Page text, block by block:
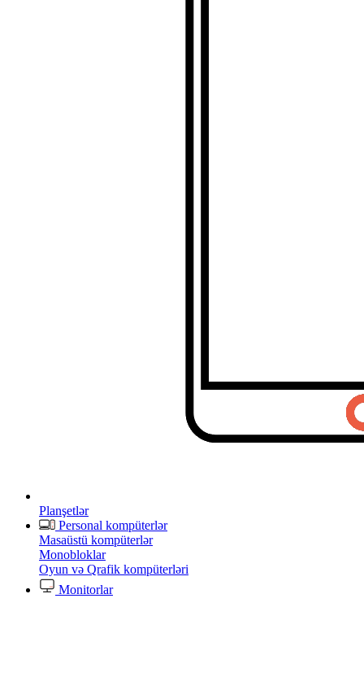
Planşetlər
Personal kompüterlər
Masaüstü kompüterlər
Monobloklar
Oyun və Qrafik kompüterləri
Monitorlar